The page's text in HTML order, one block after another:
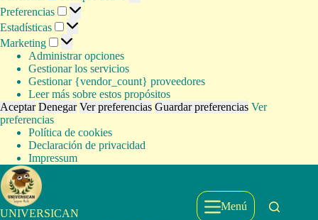
Preferencias
Preferencias
Estadísticas Estadísticas
Marketing Marketing
Administrar opciones
Gestionar los servicios
Gestionar {vendor_count} proveedores
Leer más sobre estos propósitos
Aceptar Denegar Ver preferencias Guardar preferencias Ver
preferencias
Política de cookies
Declaración de privacidad
Impressum
Saltar
al
contenido
UNIVERSICAN
Menú